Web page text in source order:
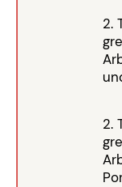
2.
2.